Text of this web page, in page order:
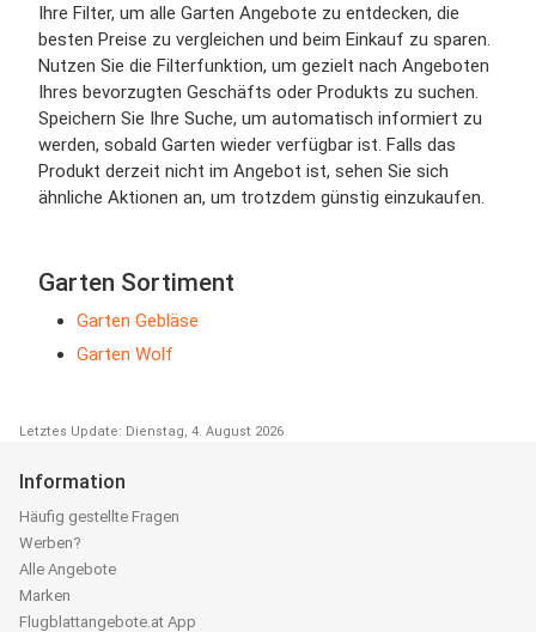
Ihre Filter, um alle Garten Angebote zu entdecken, die
besten Preise zu vergleichen und beim Einkauf zu sparen.
Nutzen Sie die Filterfunktion, um gezielt nach Angeboten
Ihres bevorzugten Geschäfts oder Produkts zu suchen.
Speichern Sie Ihre Suche, um automatisch informiert zu
werden, sobald Garten wieder verfügbar ist. Falls das
Produkt derzeit nicht im Angebot ist, sehen Sie sich
ähnliche Aktionen an, um trotzdem günstig einzukaufen.
Garten Sortiment
Garten Gebläse
Garten Wolf
Letztes Update: Dienstag, 4. August 2026
Information
Häufig gestellte Fragen
Werben?
Alle Angebote
Marken
Flugblattangebote.at App